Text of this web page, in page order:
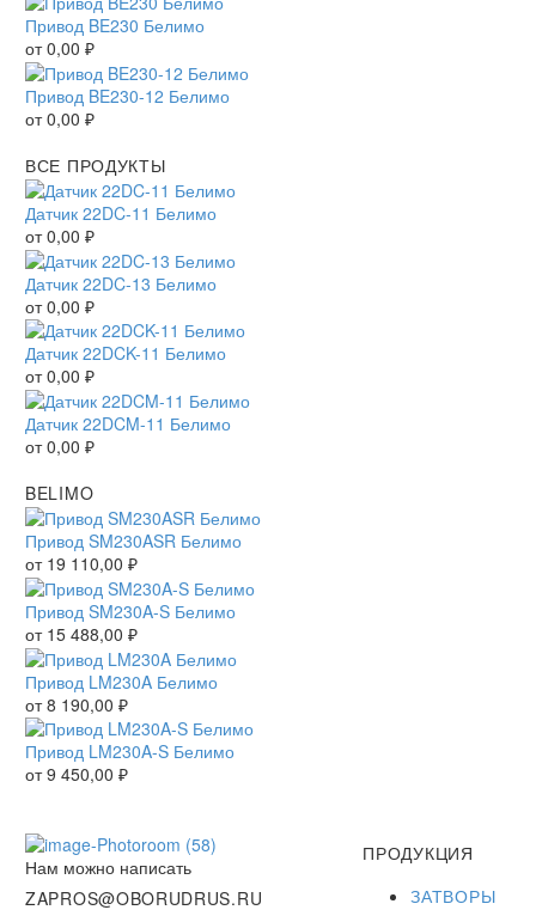
Привод BE230 Белимо
от0,00 ₽
Привод BE230-12 Белимо
от0,00 ₽
ВСЕ ПРОДУКТЫ
Датчик 22DC-11 Белимо
от0,00 ₽
Датчик 22DC-13 Белимо
от0,00 ₽
Датчик 22DCK-11 Белимо
от0,00 ₽
Датчик 22DCM-11 Белимо
от0,00 ₽
BELIMO
Привод SM230ASR Белимо
от 19 110,00 ₽
Привод SM230A-S Белимо
от 15 488,00 ₽
Привод LM230A Белимо
от8 190,00 ₽
Привод LM230A-S Белимо
от9 450,00 ₽
Нам можно написать
ZAPROS@OBORUDRUS.RU
ПРОДУКЦИЯ
ЗАТВОРЫ